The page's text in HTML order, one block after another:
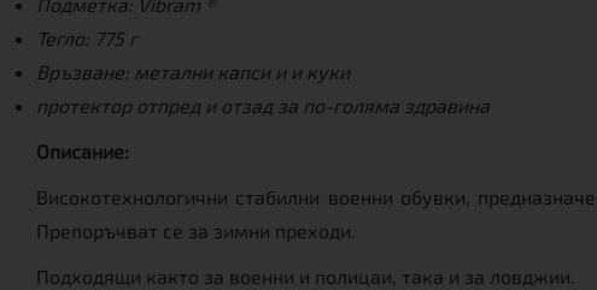
Тегло: 775 г
Връзване: метални капси и и куки
протектор отпред и отзад за по-голяма здравина
Описание:
Високотехнологични стабилни военни обувки,
Препоръчват се за зимни преходи.
Подходящи както за военни и полицаи, така и за ловджии.